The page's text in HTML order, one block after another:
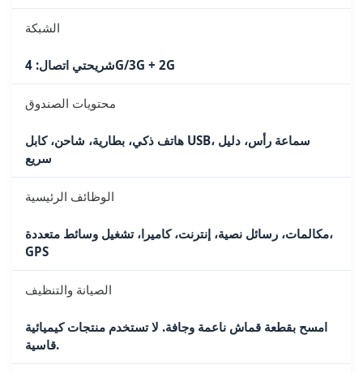
الشبكة
شريحتي اتصال: 4G/3G + 2G
محتويات الصندوق
هاتف ذكي، بطارية، شاحن، كابل USB، سماعة رأس، دليل
سريع
الوظائف الرئيسية
مكالمات، رسائل نصية، إنترنت، كاميرا، تشغيل وسائط متعددة،
GPS
الصيانة والتنظيف
امسح بقطعة قماش ناعمة وجافة. لا تستخدم منتجات كيميائية
قاسية.